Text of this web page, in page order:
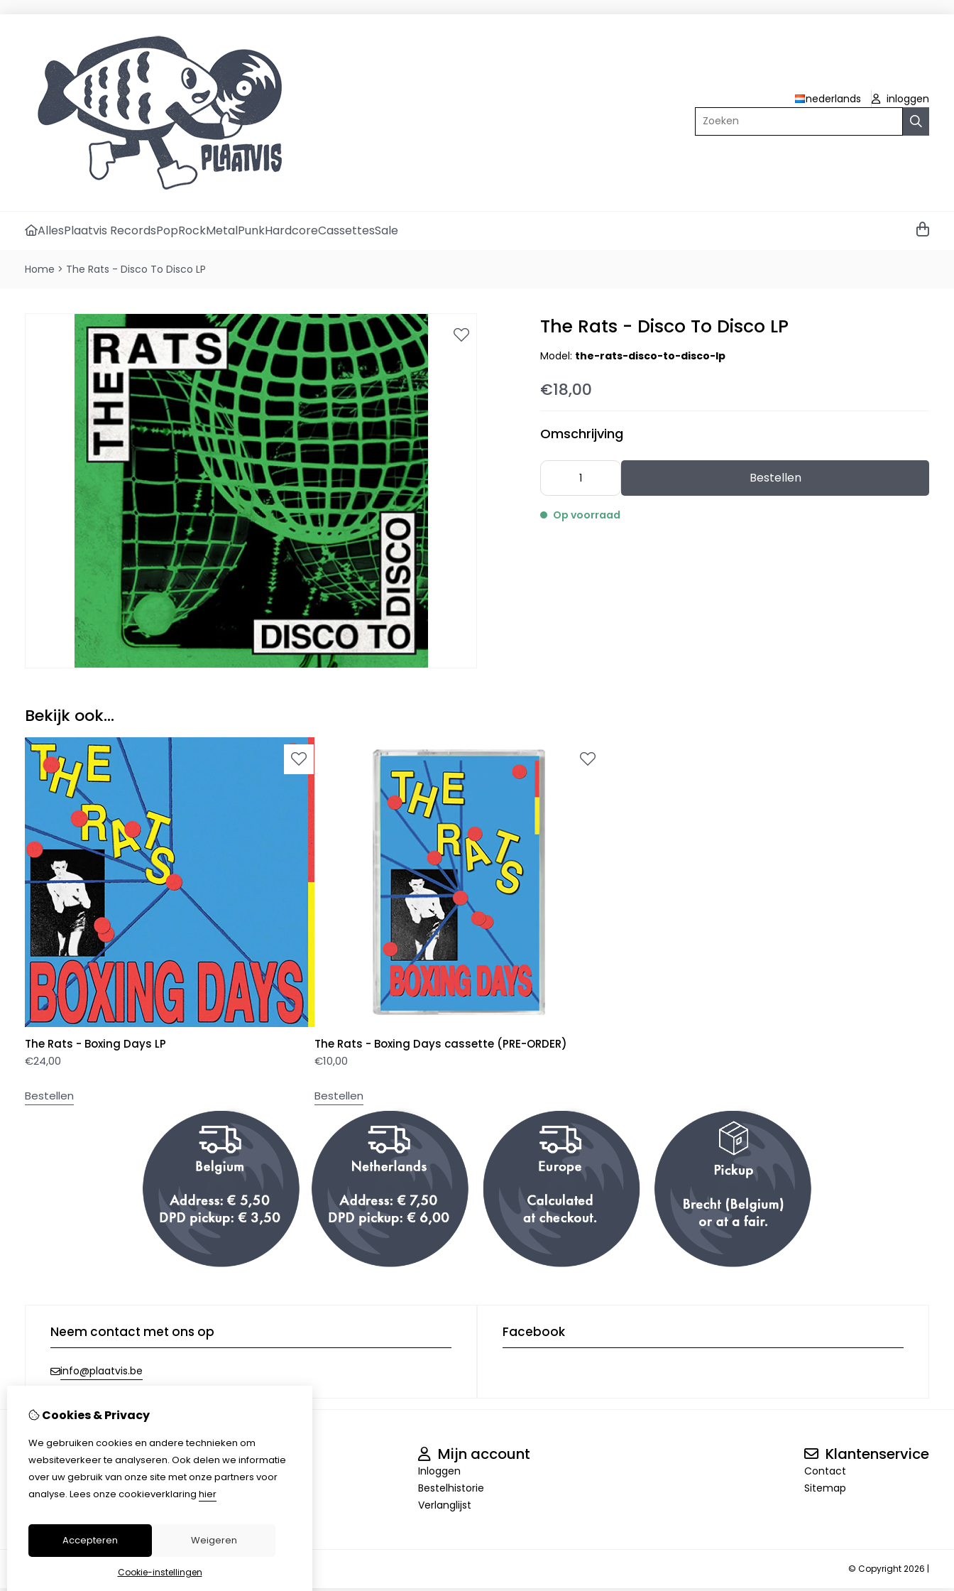
nederlands
inloggen
Zoeken
AllesPlaatvis RecordsPopRockMetalPunkHardcoreCassettesSale
Home > The Rats - Disco To Disco LP
The Rats - Disco To Disco LP
Model: the-rats-disco-to-disco-lp
€18,00
Omschrijving
Bestellen
Op voorraad
Bekijk ook...
The Rats - Boxing Days LP
€24,00
Bestellen
The Rats - Boxing Days cassette (PRE-ORDER)
€10,00
Bestellen
Neem contact met ons op
info@plaatvis.be
Facebook
Informatie
Afhalen & Verzending
Algemene voorwaarden
Mijn account
Inloggen
Bestelhistorie
Verlanglijst
Klantenservice
Contact
Sitemap
© Copyright 2026 |
Cookies & Privacy
We gebruiken cookies en andere technieken om
websiteverkeer te analyseren. Ook delen we informatie
over uw gebruik van onze site met onze partners voor
analyse. Lees onze cookieverklaring hier
Accepteren Weigeren
Cookie-instellingen